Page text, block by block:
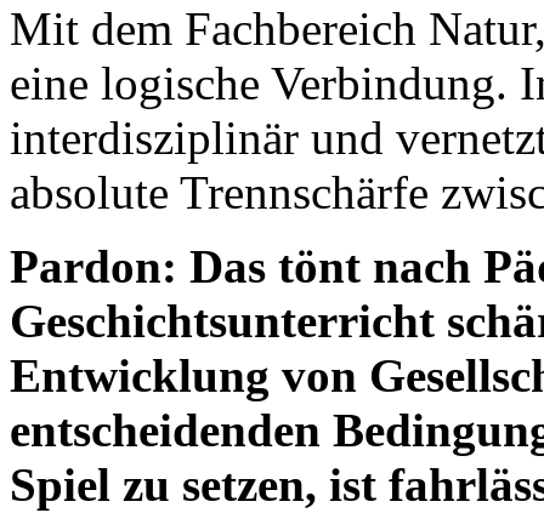
Mit dem Fachbereich
eine logische Verbindung.
interdisziplinär und
absolute Trennschärfe
Pardon: Das tönt nach
Geschichtsunterricht
Entwicklung von
entscheidenden
Spiel zu setzen, ist